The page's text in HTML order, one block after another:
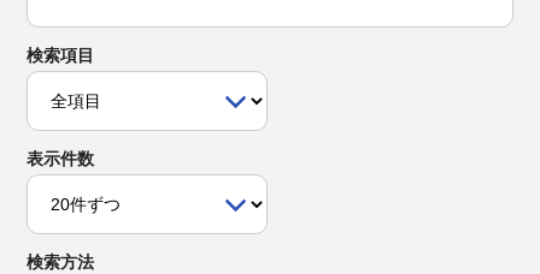
検索項目
表示件数
検索方法